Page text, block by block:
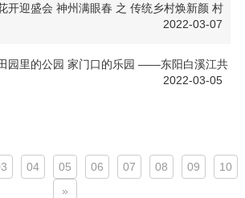
开迎盛会 神州满眼春 之 传统乡村焕新颜 村
2022-03-07
田园里的公园 家门口的乐园 ——东阳白溪江共
2022-03-05
04 05 06 07 08 09
10
»